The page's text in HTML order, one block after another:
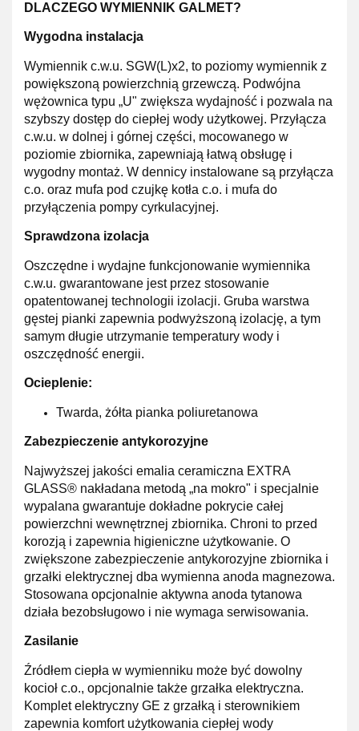
DLACZEGO WYMIENNIK GALMET?
Wygodna instalacja
Wymiennik c.w.u. SGW(L)x2, to poziomy wymiennik z
powiększoną powierzchnią grzewczą. Podwójna
wężownica typu „U" zwiększa wydajność i pozwala na
szybszy dostęp do ciepłej wody użytkowej. Przyłącza
c.w.u. w dolnej i górnej części, mocowanego w
poziomie zbiornika, zapewniają łatwą obsługę i
wygodny montaż. W dennicy instalowane są przyłącza
c.o. oraz mufa pod czujkę kotła c.o. i mufa do
przyłączenia pompy cyrkulacyjnej.
Sprawdzona izolacja
Oszczędne i wydajne funkcjonowanie wymiennika
c.w.u. gwarantowane jest przez stosowanie
opatentowanej technologii izolacji. Gruba warstwa
gęstej pianki zapewnia podwyższoną izolację, a tym
samym długie utrzymanie temperatury wody i
oszczędność energii.
Ocieplenie:
Twarda, żółta pianka poliuretanowa
Zabezpieczenie antykorozyjne
Najwyższej jakości emalia ceramiczna EXTRA
GLASS® nakładana metodą „na mokro" i specjalnie
wypalana gwarantuje dokładne pokrycie całej
powierzchni wewnętrznej zbiornika. Chroni to przed
korozją i zapewnia higieniczne użytkowanie. O
zwiększone zabezpieczenie antykorozyjne zbiornika i
grzałki elektrycznej dba wymienna anoda magnezowa.
Stosowana opcjonalnie aktywna anoda tytanowa
działa bezobsługowo i nie wymaga serwisowania.
Zasilanie
Źródłem ciepła w wymienniku może być dowolny
kocioł c.o., opcjonalnie także grzałka elektryczna.
Komplet elektryczny GE z grzałką i sterownikiem
zapewnia komfort użytkowania ciepłej wody